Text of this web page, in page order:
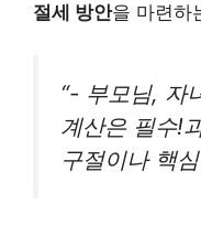
절세 방안을 마련하
“- 부모님, 자
계산은 필수!
구절이나 핵